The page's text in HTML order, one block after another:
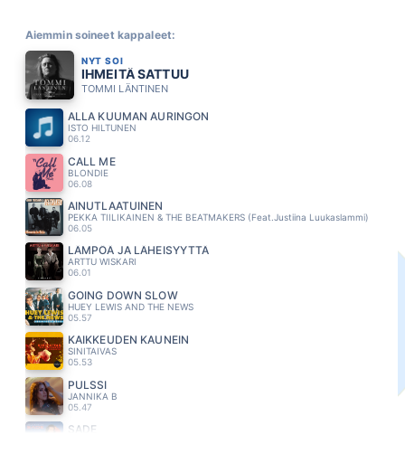
Aiemmin soineet kappaleet:
NYT SOI
IHMEITÄ SATTUU
TOMMI LÄNTINEN
ALLA KUUMAN AURINGON
ISTO HILTUNEN
06.12
CALL ME
BLONDIE
06.08
AINUTLAATUINEN
PEKKA TIILIKAINEN & THE BEATMAKERS (Feat.Justiina Luukaslammi)
06.05
LÄMPÖÄ JA LÄHEISYYTTÄ
ARTTU WISKARI
06.01
GOING DOWN SLOW
HUEY LEWIS AND THE NEWS
05.57
KAIKKEUDEN KAUNEIN
SINITAIVAS
05.53
PULSSI
JANNIKA B
05.47
SADE